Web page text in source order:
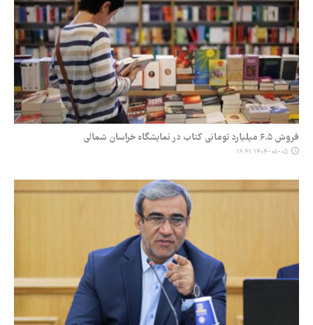
فروش ۶.۵ میلیارد تومانی کتاب در نمایشگاه خراسان شمالی
۱۴۰۴-۰۸-۰۵ ۱۶:۴۱